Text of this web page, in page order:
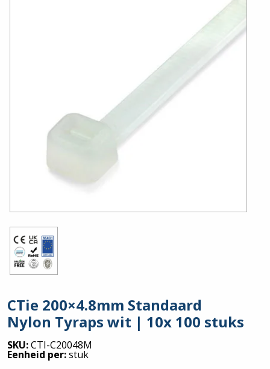
CTie 200×4.8mm Standaard
Nylon Tyraps wit | 10x 100 stuks
SKU:CTI-C20048M
Eenheid per:stuk